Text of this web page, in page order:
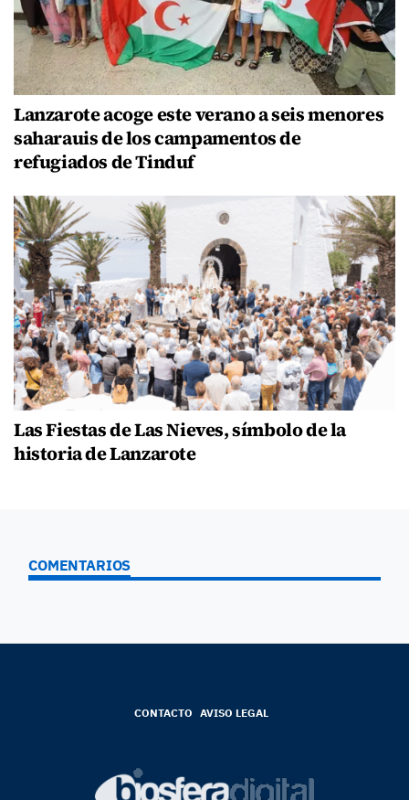
Lanzarote acoge este verano a seis menores
saharauis de los campamentos de
refugiados de Tinduf
Las Fiestas de Las Nieves, símbolo de la
historia de Lanzarote
COMENTARIOS
CONTACTO AVISO LEGAL